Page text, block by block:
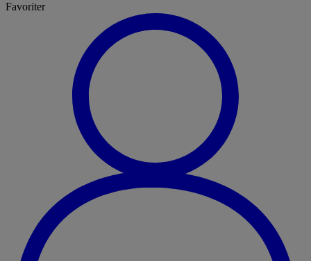
Favoriter